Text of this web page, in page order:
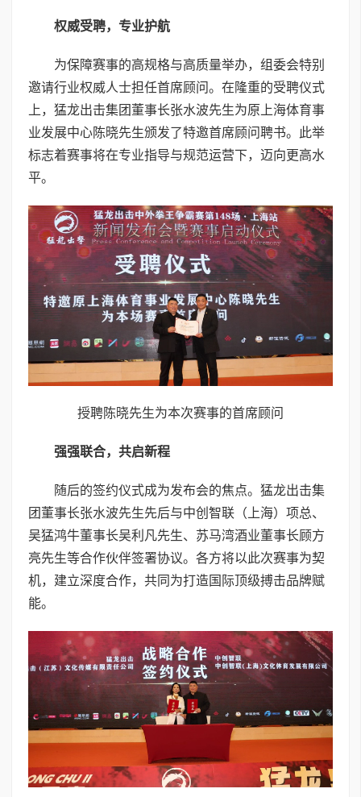
权威受聘，专业护航
为保障赛事的高规格与高质量举办，组委会特别
邀请行业权威人士担任首席顾问。在隆重的受聘仪式
上，猛龙出击集团董事长张水波先生为原上海体育事
业发展中心陈晓先生颁发了特邀首席顾问聘书。此举
标志着赛事将在专业指导与规范运营下，迈向更高水
平。
授聘陈晓先生为本次赛事的首席顾问
强强联合，共启新程
随后的签约仪式成为发布会的焦点。猛龙出击集
团董事长张水波先生先后与中创智联（上海）项总、
吴猛鸿牛董事长吴利凡先生、苏马湾酒业董事长顾方
亮先生等合作伙伴签署协议。各方将以此次赛事为契
机，建立深度合作，共同为打造国际顶级搏击品牌赋
能。